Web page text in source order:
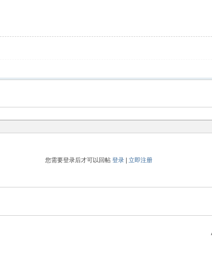
您需要登录后才可以回帖 登录| 立即注册